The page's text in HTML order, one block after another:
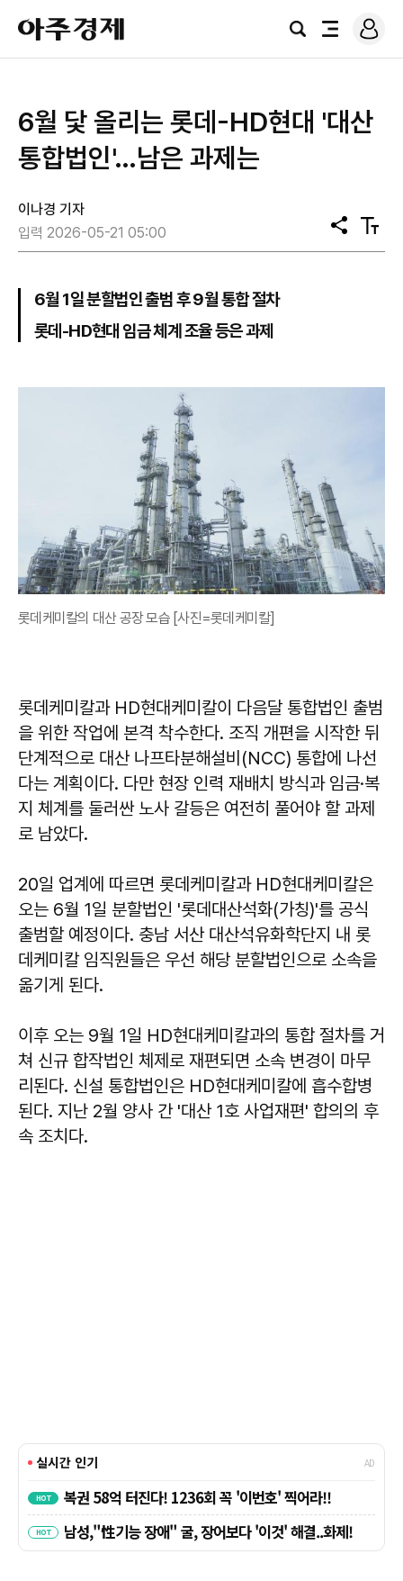
아
주
경
검
전
로
그
6월 닻 올리는 롯데-HD현대 '대산
통합법인'…남은 과제는
이나경 기자
입력 2026-05-21 05:00
공
유
텍
스
6월 1일 분할법인 출범 후 9월 통합 절차
롯데-HD현대 임금 체계 조율 등은 과제
롯데케미칼의 대산 공장 모습 [사진=롯데케미칼]
롯데케미칼과 HD현대케미칼이 다음달 통합법인 출범
을 위한 작업에 본격 착수한다. 조직 개편을 시작한 뒤
단계적으로 대산 나프타분해설비(NCC) 통합에 나선
다는 계획이다. 다만 현장 인력 재배치 방식과 임금·복
지 체계를 둘러싼 노사 갈등은 여전히 풀어야 할 과제
로 남았다.
20일 업계에 따르면 롯데케미칼과 HD현대케미칼은
오는 6월 1일 분할법인 '롯데대산석화(가칭)'를 공식
출범할 예정이다. 충남 서산 대산석유화학단지 내 롯
데케미칼 임직원들은 우선 해당 분할법인으로 소속을
옮기게 된다.
이후 오는 9월 1일 HD현대케미칼과의 통합 절차를 거
쳐 신규 합작법인 체제로 재편되면 소속 변경이 마무
리된다. 신설 통합법인은 HD현대케미칼에 흡수합병
된다. 지난 2월 양사 간 '대산 1호 사업재편' 합의의 후
속 조치다.